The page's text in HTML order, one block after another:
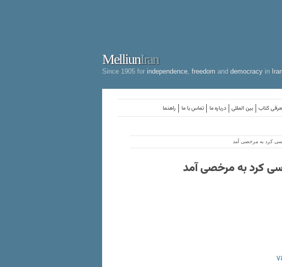
MelliunIran
Since 1905 for independence freedom and democracy in
راهنما تماس با ما درباره ما بین المللی کتاب